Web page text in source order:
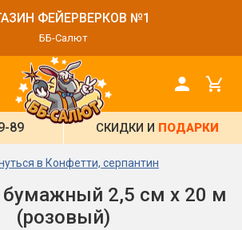
ФЕЙЕРВЕРКОВ №1
ББ-Салют
89 СКИДКИ И ПОДАРКИ
в Конфетти, серпантин
бумажный 2,5 см х 20 м
(розовый)